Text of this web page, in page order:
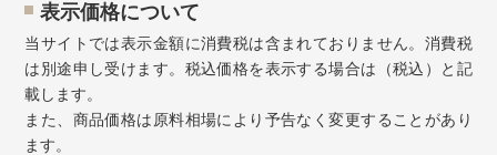
表示価格について
当サイトでは表示金額に消費税は含まれておりません。消費税
は別途申し受けます。税込価格を表示する場合は（税込）と記
載します。
また、商品価格は原料相場により予告なく変更することがあり
ます。